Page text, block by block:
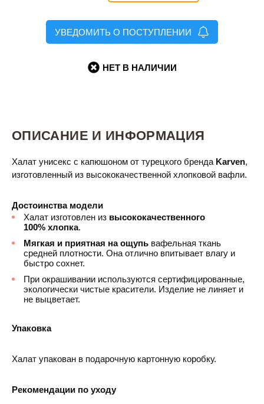
УВЕДОМИТЬ О ПОСТУПЛЕНИИ
НЕТ В НАЛИЧИИ
ОПИСАНИЕ И ИНФОРМАЦИЯ
Халат унисекс с капюшоном от турецкого бренда Karven,
изготовленный из высококачественной хлопковой вафли.
Достоинства модели
Халат изготовлен из высококачественного
100% хлопка.
Мягкая и приятная на ощупь вафельная ткань
средней плотности. Она отлично впитывает влагу и
быстро сохнет.
При окрашивании используются сертифицированные,
экологически чистые красители. Изделие не линяет и
не выцветает.
Упаковка
Халат упакован в подарочную картонную коробку.
Рекомендации по уходу